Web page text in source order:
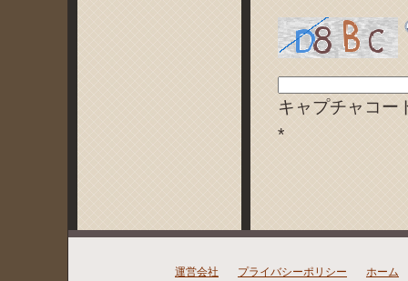
キャプチャコー
*
運営会社 プライバシーポリシー ホーム